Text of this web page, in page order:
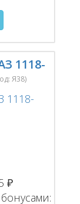
1118-
Я38)
₽